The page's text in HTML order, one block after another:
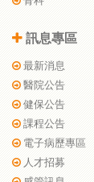
訊息專區
最新消息
醫院公告
健保公告
課程公告
電子病歷專區
人才招募